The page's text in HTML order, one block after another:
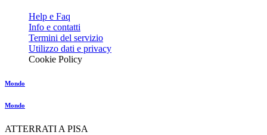
Help e Faq
Info e contatti
Termini del servizio
Utilizzo dati e privacy
Cookie Policy
Mondo
Mondo
ATTERRATI A PISA